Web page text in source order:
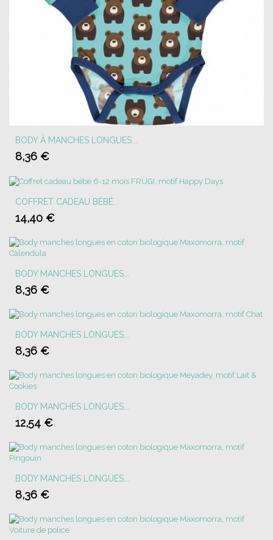
BODY À MANCHES LONGUES...
8,36 €
COFFRET CADEAU BÉBÉ...
14,40 €
BODY MANCHES LONGUES...
8,36 €
BODY MANCHES LONGUES...
8,36 €
BODY MANCHES LONGUES...
12,54 €
BODY MANCHES LONGUES...
8,36 €